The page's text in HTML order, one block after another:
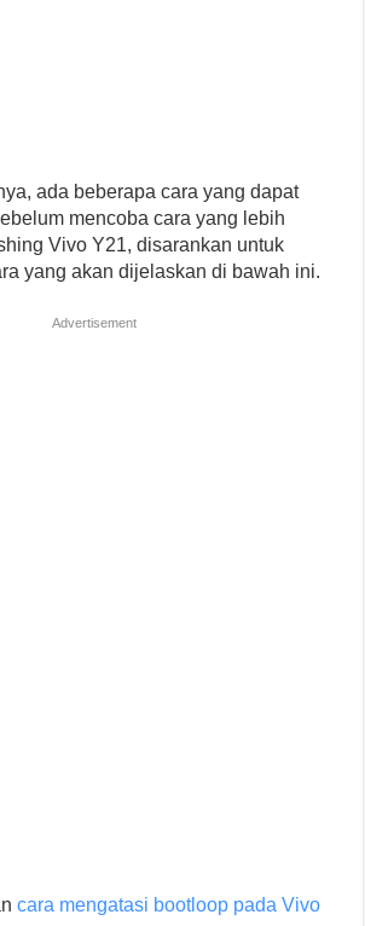
ada beberapa cara yang dapat
mencoba cara yang lebih
Vivo Y21, disarankan untuk
yang akan dijelaskan di bawah ini.
Advertisement
cara mengatasi bootloop pada Vivo